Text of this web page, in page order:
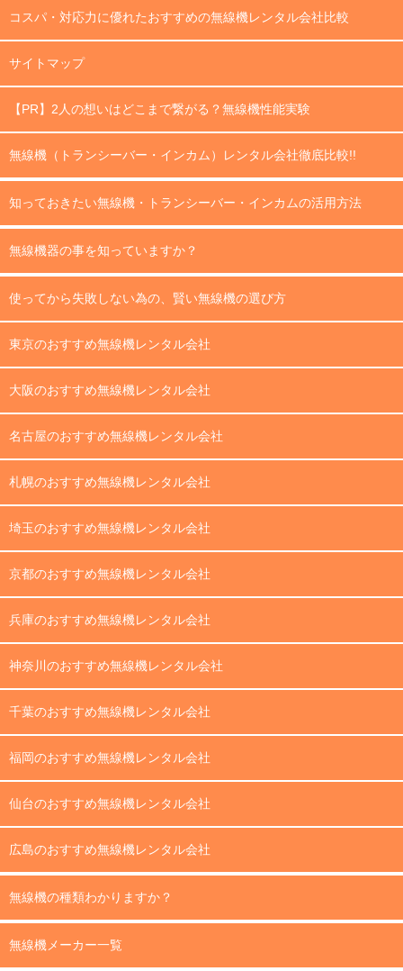
コスパ・対応力に優れたおすすめの無線機レンタル会社比較
サイトマップ
【PR】2人の想いはどこまで繋がる？無線機性能実験
無線機（トランシーバー・インカム）レンタル会社徹底比較!!
知っておきたい無線機・トランシーバー・インカムの活用方法
無線機器の事を知っていますか？
使ってから失敗しない為の、賢い無線機の選び方
東京のおすすめ無線機レンタル会社
大阪のおすすめ無線機レンタル会社
名古屋のおすすめ無線機レンタル会社
札幌のおすすめ無線機レンタル会社
埼玉のおすすめ無線機レンタル会社
京都のおすすめ無線機レンタル会社
兵庫のおすすめ無線機レンタル会社
神奈川のおすすめ無線機レンタル会社
千葉のおすすめ無線機レンタル会社
福岡のおすすめ無線機レンタル会社
仙台のおすすめ無線機レンタル会社
広島のおすすめ無線機レンタル会社
無線機の種類わかりますか？
無線機メーカー一覧